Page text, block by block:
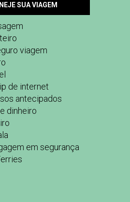
SUA VIAGEM
viagem
de internet
antecipados
dinheiro
em segurança